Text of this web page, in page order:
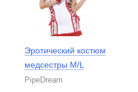
Эротический костюм
медсестры M/L
PipeDream